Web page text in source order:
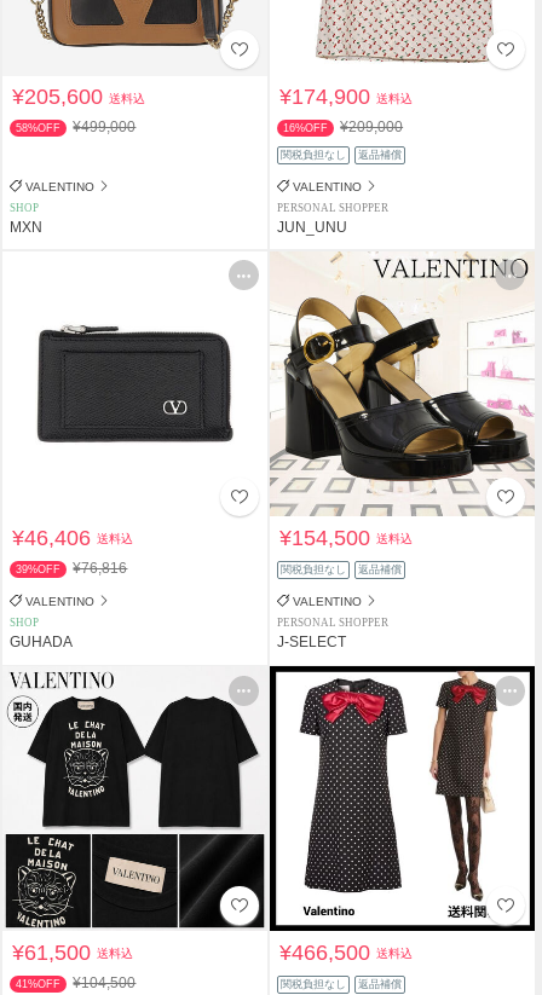
¥205,600送料込
58%OFF ¥499,000
VALENTINO
SHOP
MXN
¥174,900送料込
16%OFF ¥209,000
関税負担なし 返品補償
VALENTINO
PERSONAL SHOPPER
JUN_UNU
¥46,406送料込
39%OFF ¥76,816
VALENTINO
SHOP
GUHADA
¥154,500送料込
関税負担なし 返品補償
VALENTINO
PERSONAL SHOPPER
J-SELECT
¥61,500送料込
41%OFF ¥104,500
¥466,500送料込
関税負担なし 返品補償